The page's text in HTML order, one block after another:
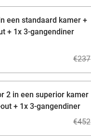
een standaard kamer +
+ 1x 3-gangendiner
€237
2 in een superior kamer
+ 1x 3-gangendiner
€452